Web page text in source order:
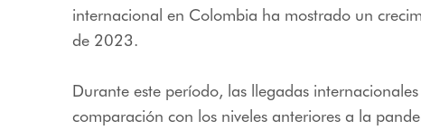
internacional en Colombia ha mostrado un
de 2023.
Durante este período, las llegadas
comparación con los niveles anteriores a la